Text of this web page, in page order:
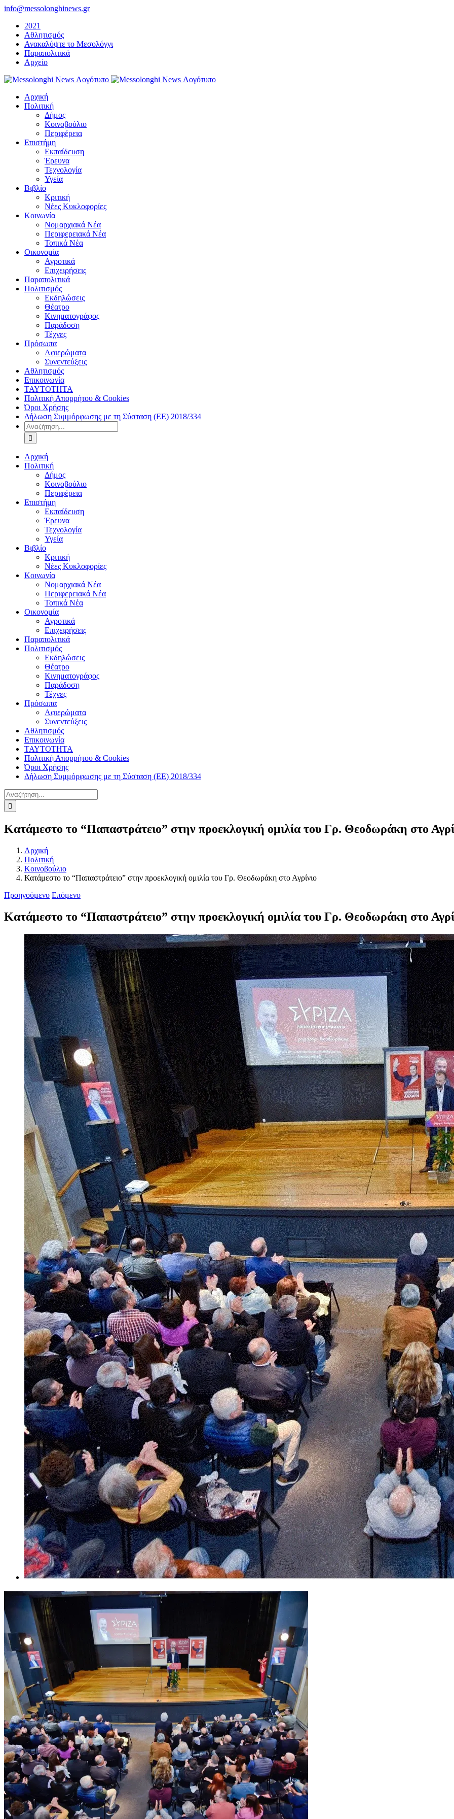
Μετάβαση
περιεχόμενο
info@messolonghinews.gr
2021
Αθλητισμός
Ανακαλύψτε το Μεσολόγγι
Παραπολιτικά
Αρχείο
Αρχική
Πολιτική
Δήμος
Κοινοβούλιο
Περιφέρεια
Επιστήμη
Εκπαίδευση
Έρευνα
Τεχνολογία
Υγεία
Βιβλίο
Κριτική
Νέες Κυκλοφορίες
Κοινωνία
Νομαρχιακά Νέα
Περιφερειακά Νέα
Τοπικά Νέα
Οικονομία
Αγροτικά
Επιχειρήσεις
Παραπολιτικά
Πολιτισμός
Εκδηλώσεις
Θέατρο
Κινηματογράφος
Παράδοση
Τέχνες
Πρόσωπα
Αφιερώματα
Συνεντεύξεις
Αθλητισμός
Επικοινωνία
ΤΑΥΤΟΤΗΤΑ
Πολιτική Απορρήτου & Cookies
Όροι Χρήσης
Δήλωση Συμμόρφωσης με τη Σύσταση (ΕΕ) 2018/334
Αναζήτηση
για:
Αρχική
Πολιτική
Δήμος
Κοινοβούλιο
Περιφέρεια
Επιστήμη
Εκπαίδευση
Έρευνα
Τεχνολογία
Υγεία
Βιβλίο
Κριτική
Νέες Κυκλοφορίες
Κοινωνία
Νομαρχιακά Νέα
Περιφερειακά Νέα
Τοπικά Νέα
Οικονομία
Αγροτικά
Επιχειρήσεις
Παραπολιτικά
Πολιτισμός
Εκδηλώσεις
Θέατρο
Κινηματογράφος
Παράδοση
Τέχνες
Πρόσωπα
Αφιερώματα
Συνεντεύξεις
Αθλητισμός
Επικοινωνία
ΤΑΥΤΟΤΗΤΑ
Πολιτική Απορρήτου & Cookies
Όροι Χρήσης
Δήλωση Συμμόρφωσης με τη Σύσταση (ΕΕ) 2018/334
Αναζήτηση
για:
Κατάμεστο το “Παπαστράτειο” στην προεκλογική ομιλία του Γρ. Θεοδωράκη στο
Αρχική
Πολιτική
Κοινοβούλιο
Κατάμεστο το “Παπαστράτειο” στην προεκλογική ομιλία του Γρ. Θεοδωράκη στο Αγρίνιο
Προηγούμενο Επόμενο
Κατάμεστο το “Παπαστράτειο” στην προεκλογική ομιλία του Γρ. Θεοδωράκη στο
Προβολή
μεγαλύτερης
εικόνας